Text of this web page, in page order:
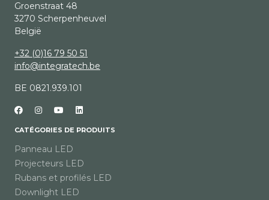
Groenstraat 48
3270 Scherpenheuvel
België
+32 (0)16 79 50 51
info@integratech.be
BE 0821.939.101
CATÉGORIES DE PRODUITS
Panneau LED
Projecteurs LED
Rubans et profilés LED
Downlight LED